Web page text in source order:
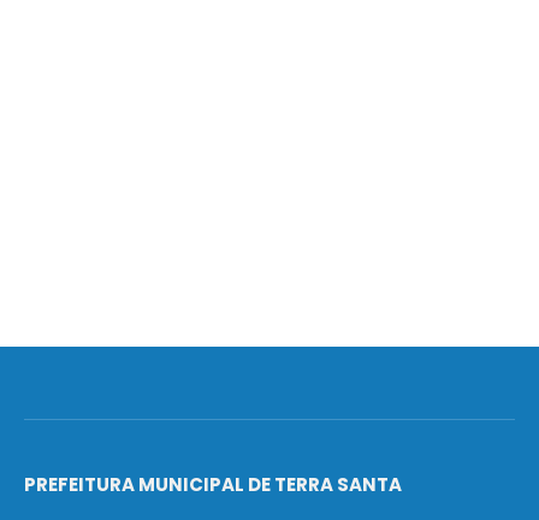
PREFEITURA MUNICIPAL DE TERRA SANTA